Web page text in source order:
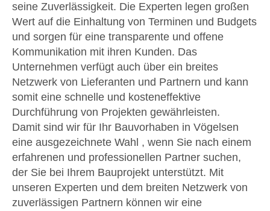
seine Zuverlässigkeit. Die Experten legen großen
Wert auf die Einhaltung von Terminen und Budgets
und sorgen für eine transparente und offene
Kommunikation mit ihren Kunden. Das
Unternehmen verfügt auch über ein breites
Netzwerk von Lieferanten und Partnern und kann
somit eine schnelle und kosteneffektive
Durchführung von Projekten gewährleisten.
Damit sind wir für Ihr Bauvorhaben in Vögelsen
eine ausgezeichnete Wahl , wenn Sie nach einem
erfahrenen und professionellen Partner suchen,
der Sie bei Ihrem Bauprojekt unterstützt. Mit
unseren Experten und dem breiten Netzwerk von
zuverlässigen Partnern können wir eine